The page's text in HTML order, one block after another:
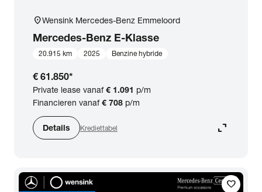
location_onWensink Mercedes-Benz Emmeloord
Mercedes-Benz E-Klasse
20.915 km 2025 Benzine hybride
€ 61.850*
Private lease vanaf€ 1.091 p/m
Financieren vanaf€ 708 p/m
Details Krediettabel expand_content
favorite